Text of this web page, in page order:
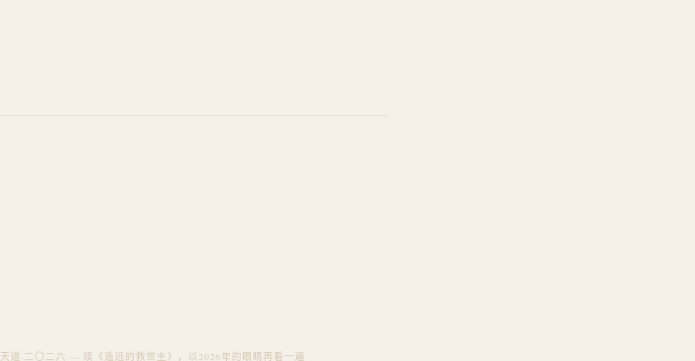
天道·二〇二六 — 续《遥远的救世主》，以2026年的眼睛再看一遍